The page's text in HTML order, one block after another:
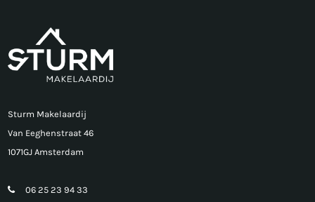
Sturm Makelaardij
Van Eeghenstraat 46
1071GJ Amsterdam
06 25 23 94 33